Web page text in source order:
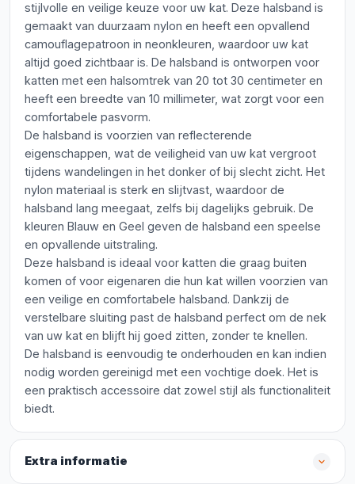
stijlvolle en veilige keuze voor uw kat. Deze halsband is
gemaakt van duurzaam nylon en heeft een opvallend
camouflagepatroon in neonkleuren, waardoor uw kat
altijd goed zichtbaar is. De halsband is ontworpen voor
katten met een halsomtrek van 20 tot 30 centimeter en
heeft een breedte van 10 millimeter, wat zorgt voor een
comfortabele pasvorm.
De halsband is voorzien van reflecterende
eigenschappen, wat de veiligheid van uw kat vergroot
tijdens wandelingen in het donker of bij slecht zicht. Het
nylon materiaal is sterk en slijtvast, waardoor de
halsband lang meegaat, zelfs bij dagelijks gebruik. De
kleuren Blauw en Geel geven de halsband een speelse
en opvallende uitstraling.
Deze halsband is ideaal voor katten die graag buiten
komen of voor eigenaren die hun kat willen voorzien van
een veilige en comfortabele halsband. Dankzij de
verstelbare sluiting past de halsband perfect om de nek
van uw kat en blijft hij goed zitten, zonder te knellen.
De halsband is eenvoudig te onderhouden en kan indien
nodig worden gereinigd met een vochtige doek. Het is
een praktisch accessoire dat zowel stijl als functionaliteit
biedt.
Extra informatie